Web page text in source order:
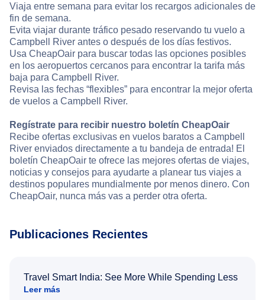
Viaja entre semana para evitar los recargos adicionales de
fin de semana.
Evita viajar durante tráfico pesado reservando tu vuelo a
Campbell River antes o después de los días festivos.
Usa CheapOair para buscar todas las opciones posibles
en los aeropuertos cercanos para encontrar la tarifa más
baja para Campbell River.
Revisa las fechas “flexibles” para encontrar la mejor oferta
de vuelos a Campbell River.
Regístrate para recibir nuestro boletín CheapOair
Recibe ofertas exclusivas en vuelos baratos a Campbell
River enviados directamente a tu bandeja de entrada! El
boletín CheapOair te ofrece las mejores ofertas de viajes,
noticias y consejos para ayudarte a planear tus viajes a
destinos populares mundialmente por menos dinero. Con
CheapOair, nunca más vas a perder otra oferta.
Publicaciones Recientes
Travel Smart India: See More While Spending Less
Leer más